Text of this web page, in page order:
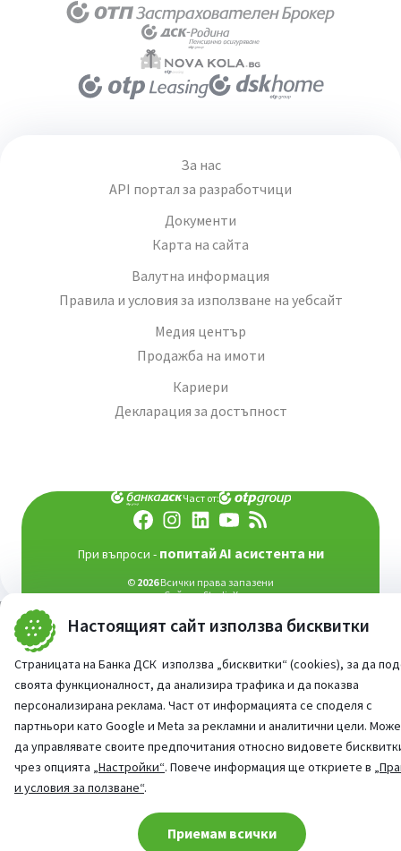
Настоящият сайт използва бисквитки
Страницата на Банка ДСК използва „бисквитки“ (cookies), за да
своята функционалност, да анализира трафика и да показва
персонализирана реклама. Част от информацията се споделя с
партньори като Google и Meta за рекламни и аналитични цели.
да управлявате своите предпочитания относно видовете
чрез опцията „Настройки“. Повече информация ще откриете в
и условия за ползване“.
Приемам всички
За нас
API портал за разработчици
Документи
Карта на сайта
Валутна информация
Правила и условия за използване на уебсайт
Медия център
Продажба на имоти
Кариери
Декларация за достъпност
Част от:
При въпроси - попитай AI асистента ни
© 2026Всички права запазени
Сайт от:StudioX
Cookie consent change